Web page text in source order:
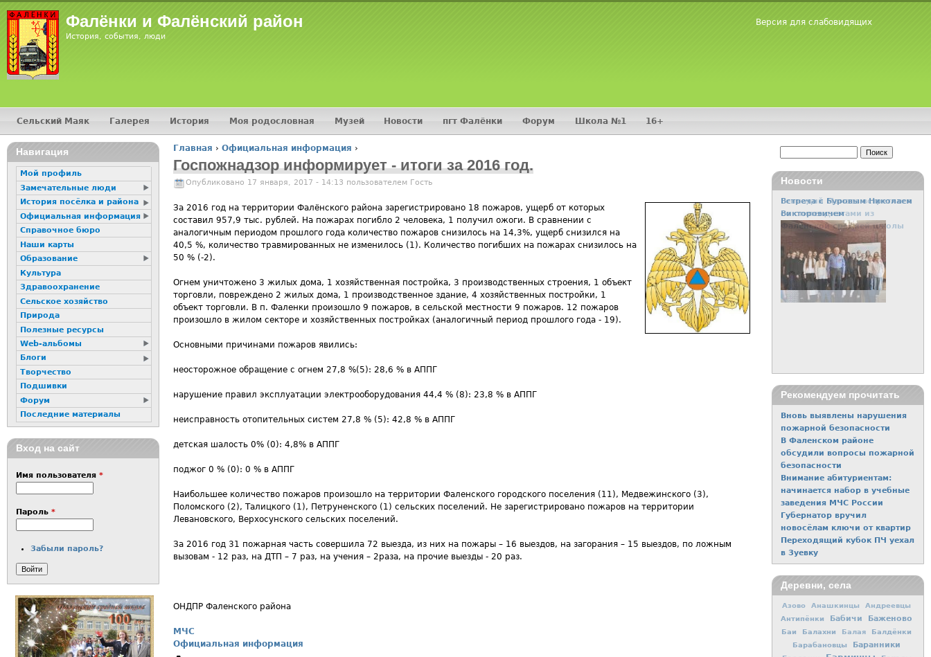
Фалёнки и Фалёнский район
История, события, люди
Версия для слабовидящих
Вы здесь
Главная › Официальная информация ›
Госпожнадзор информирует - итоги за 2016 год.
Опубликовано 17 января, 2017 - 14:13 пользователем Гость
За 2016 год на территории Фалёнского района зарегистрировано 18 пожаров, ущерб от которых
составил 957,9 тыс. рублей. На пожарах погибло 2 человека, 1 получил ожоги. В сравнении с
аналогичным периодом прошлого года количество пожаров снизилось на 14,3%, ущерб снизился на
40,5 %, количество травмированных не изменилось (1). Количество погибших на пожарах снизилось на
50 % (-2).
Огнем уничтожено 3 жилых дома, 1 хозяйственная постройка, 3 производственных строения, 1 объект
торговли, повреждено 2 жилых дома, 1 производственное здание, 4 хозяйственных постройки, 1
объект торговли. В п. Фаленки произошло 9 пожаров, в сельской местности 9 пожаров. 12 пожаров
произошло в жилом секторе и хозяйственных постройках (аналогичный период прошлого года - 19).
Основными причинами пожаров явились:
неосторожное обращение с огнем 27,8 %(5): 28,6 % в АППГ
нарушение правил эксплуатации электрооборудования 44,4 % (8): 23,8 % в АППГ
неисправность отопительных систем 27,8 % (5): 42,8 % в АППГ
детская шалость 0% (0): 4,8% в АППГ
поджог 0 % (0): 0 % в АППГ
Наибольшее количество пожаров произошло на территории Фаленского городского поселения (11), Медвежинского (3),
Поломского (2), Талицкого (1), Петруненского (1) сельских поселений. Не зарегистрировано пожаров на территории
Левановского, Верхосунского сельских поселений.
За 2016 год 31 пожарная часть совершила 72 выезда, из них на пожары – 16 выездов, на загорания – 15 выездов, по ложным
вызовам - 12 раз, на ДТП – 7 раз, на учения – 2раза, на прочие выезды - 20 раз.
ОНДПР Фаленского района
МЧС
Официальная информация
Главное меню
Сельский Маяк Галерея История Моя родословная Музей Новости пгт Фалёнки Форум Школа №1 16+
Навигация
Мой профиль
Замечательные люди
История посёлка и района
Официальная информация
Справочное бюро
Наши карты
Образование
Культура
Здравоохранение
Сельское хозяйство
Природа
Полезные ресурсы
Web-альбомы
Блоги
Творчество
Подшивки
Форум
Последние материалы
Вход на сайт
Имя пользователя *
Пароль *
Забыли пароль?
Новости
Встреча с Буровым Николаем
Викторовичем
Рекомендуем прочитать
Вновь выявлены нарушения
пожарной безопасности
В Фаленском районе
обсудили вопросы пожарной
безопасности
Внимание абитуриентам:
начинается набор в учебные
заведения МЧС России
Губернатор вручил
новосёлам ключи от квартир
Переходящий кубок ПЧ уехал
в Зуевку
Деревни, села
Азово Анашкинцы Андреевцы
Антипёнки Бабичи Баженово
Баи Балахни Балая
Балдёнки
Барабановцы
Баранники